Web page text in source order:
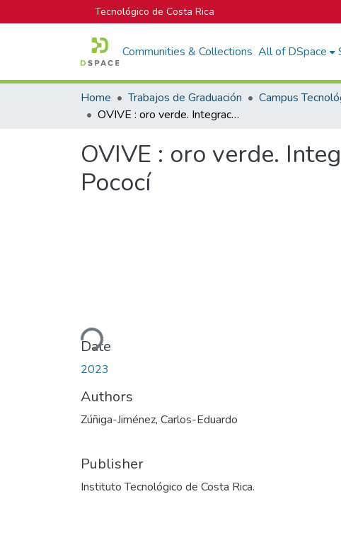
Tecnológico de Costa Rica
Communities & Collections All of DSpace
Home Trabajos de Graduación
OVIVE : oro verde. Integración de la vivienda y el entorno en la Rita de Pococí
OVIVE : oro verde.
Pococí
Loading...
Date
2023
Authors
Zúñiga-Jiménez, Carlos-Eduardo
Publisher
Instituto Tecnológico de Costa Rica.